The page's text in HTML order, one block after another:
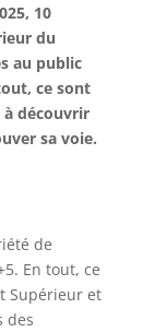
10
du
au public
ce sont
à découvrir
sa voie.
de
En tout, ce
Supérieur et
des